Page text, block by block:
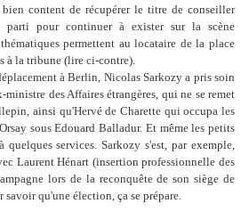
content de récupérer le titre de conseiller
pour continuer à exister sur la scène
permettent au locataire de la place
à la tribune (lire ci-contre).
à Berlin, Nicolas Sarkozy a pris soin
des Affaires étrangères, qui ne se remet
ainsi qu'Hervé de Charette qui occupa les
sous Edouard Balladur. Et même les petits
services. Sarkozy s'est, par exemple,
Laurent Hénart (insertion professionnelle des
lors de la reconquête de son siège de
qu'une élection, ça se prépare.